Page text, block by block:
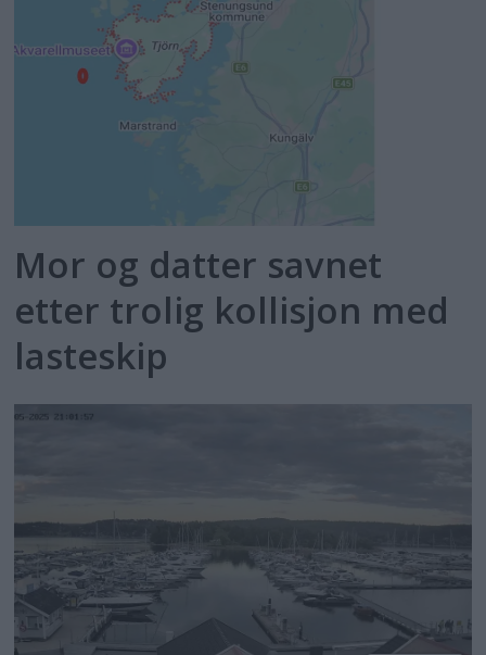
Mor og datter savnet
etter trolig kollisjon med
lasteskip